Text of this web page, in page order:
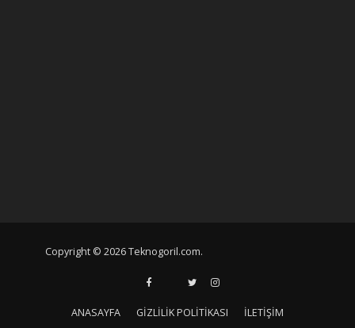
Copyright © 2026 Teknogoril.com.
ANASAYFA GIZLILIK POLITIKASI İLETIŞIM